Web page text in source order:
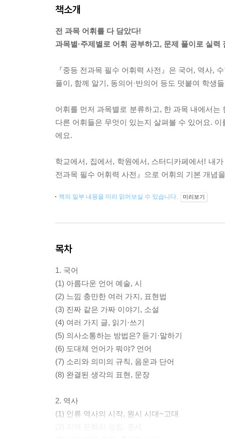
책소개
전 과목 어휘를 다 담았다!
과목별·주제별로 어휘 공부하고, 문제 풀이로 실력
『중등 전과목 필수 어휘력 사전』은 국어, 역사,
풀이, 함께 알기, 동의어·반의어 등도 덧붙여 학생
어휘를 먼저 과목별로 분류하고, 한 과목 내에서
다른 어휘들은 무엇이 있는지 살펴볼 수 있어요.
에요.
학교에서, 집에서, 학원에서, 스터디카페에서! 내
전과목 필수 어휘력 사전』으로 어휘의 기본 개념
책의 일부 내용을 미리 읽어보실 수 있습니다. 미리보기
목차
1. 국어
(1) 아름다운 언어 예술, 시
(2) 느낌 충만한 여러 가지, 표현법
(3) 진짜 같은 가짜 이야기, 소설
(4) 여러 가지 글, 읽기·쓰기
(5) 의사소통하는 방법은? 듣기·말하기
(6) 도대체 언어가 뭐야? 언어
(7) 소리와 의미의 규칙, 음운과 단어
(8) 완결된 생각의 표현, 문장
2. 역사
(1) 인류 역사의 시작, 원시 시대~고대